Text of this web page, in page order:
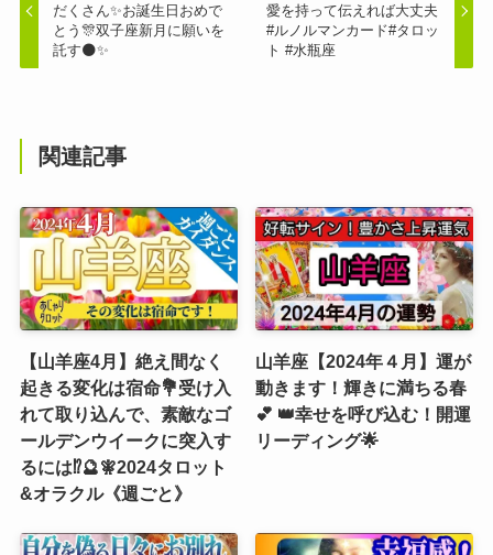
だくさん✨お誕生日おめで
とう🎊双子座新月に願いを
託す🌑✨
愛を持って伝えれば大丈夫
#ルノルマンカード#タロッ
ト #水瓶座
関連記事
【山羊座4月】絶え間なく
起きる変化は宿命💐受け入
れて取り込んで、素敵なゴ
ールデンウイークに突入す
るには⁉️🔮🧚2024タロット
&オラクル《週ごと》
山羊座【2024年４月】運が
動きます！輝きに満ちる春
💕 👑幸せを呼び込む！開運
リーディング🌟